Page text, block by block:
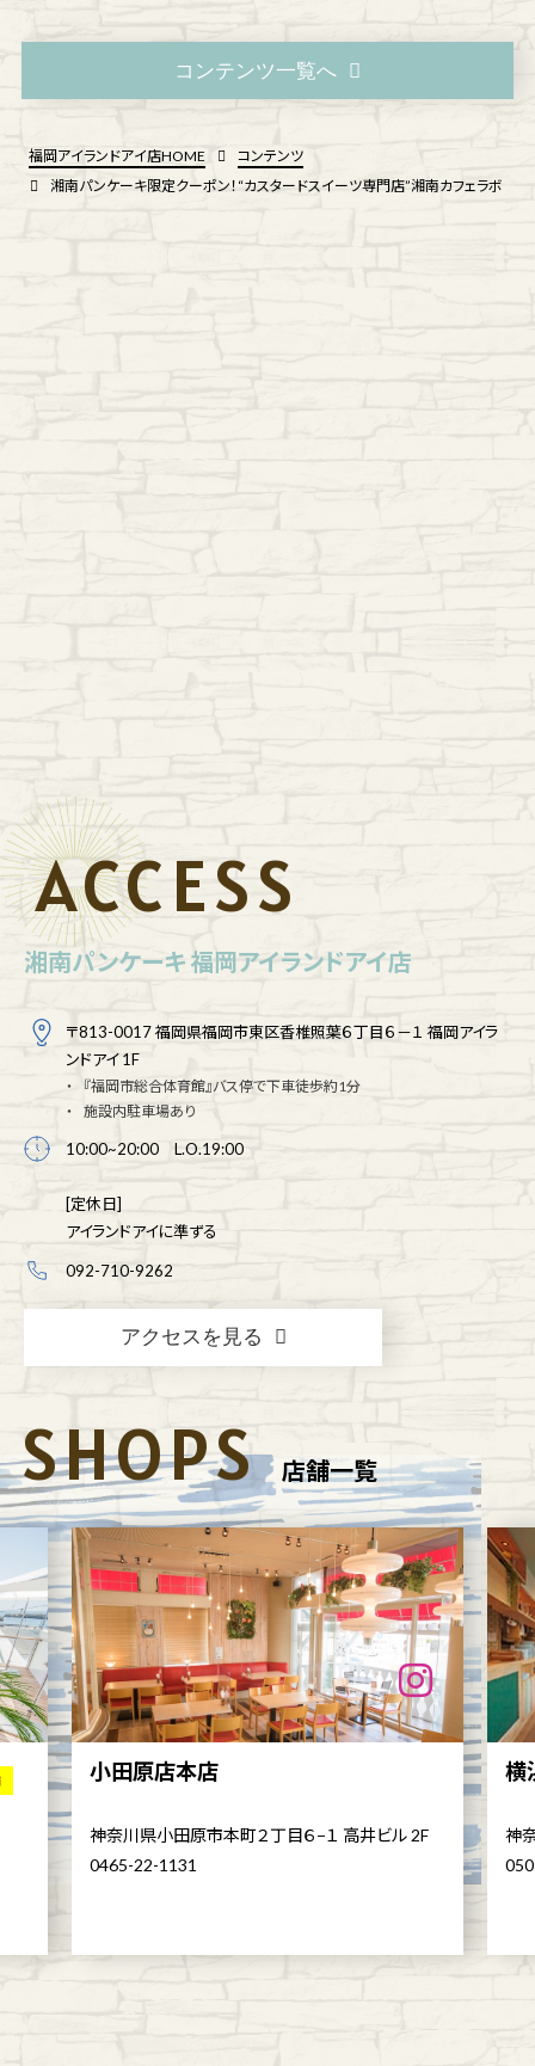
コンテンツ一覧へ
福岡アイランドアイ店HOME
コンテンツ
湘南パンケーキ限定クーポン！“カスタードスイーツ専門店”湘南カフェラボ
ACCESS
湘南パンケーキ 福岡アイランドアイ店
〒813-0017 福岡県福岡市東区香椎照葉６丁目６－１ 福岡アイラ
ンドアイ 1F
『福岡市総合体育館』バス停で下車徒歩約1分
施設内駐車場あり
10:00~20:00 L.O.19:00
[定休日]
アイランドアイに準ずる
092-710-9262
アクセスを見る
SHOPS 店舗一覧
小田原店本店
神奈川県小田原市本町２丁目６−１ 高井ビル 2F
0465-22-1131
横
神